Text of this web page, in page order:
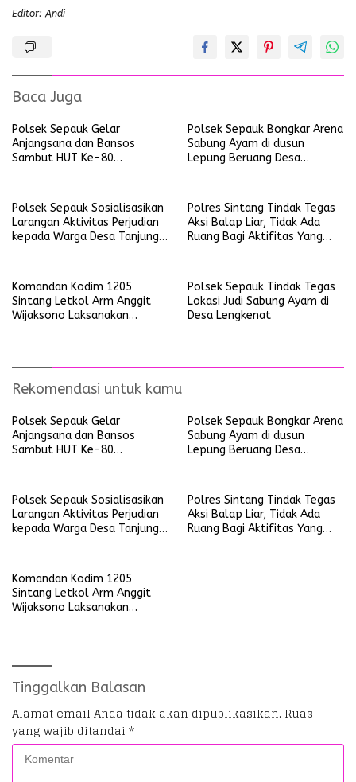
Editor: Andi
Baca Juga
Polsek Sepauk Gelar
Anjangsana dan Bansos
Sambut HUT Ke-80
Polsek Sepauk Bongkar Arena
Sabung Ayam di dusun
Lepung Beruang Desa
Polsek Sepauk Sosialisasikan
Larangan Aktivitas Perjudian
kepada Warga Desa Tanjung
Polres Sintang Tindak Tegas
Aksi Balap Liar, Tidak Ada
Ruang Bagi Aktifitas Yang
Komandan Kodim 1205
Sintang Letkol Arm Anggit
Wijaksono Laksanakan
Polsek Sepauk Tindak Tegas
Lokasi Judi Sabung Ayam di
Desa Lengkenat
Rekomendasi untuk kamu
Polsek Sepauk Gelar
Anjangsana dan Bansos
Sambut HUT Ke-80
Polsek Sepauk Bongkar Arena
Sabung Ayam di dusun
Lepung Beruang Desa
Polsek Sepauk Sosialisasikan
Larangan Aktivitas Perjudian
kepada Warga Desa Tanjung
Polres Sintang Tindak Tegas
Aksi Balap Liar, Tidak Ada
Ruang Bagi Aktifitas Yang
Komandan Kodim 1205
Sintang Letkol Arm Anggit
Wijaksono Laksanakan
Tinggalkan Balasan
Alamat email Anda tidak akan dipublikasikan. Ruas
yang wajib ditandai *